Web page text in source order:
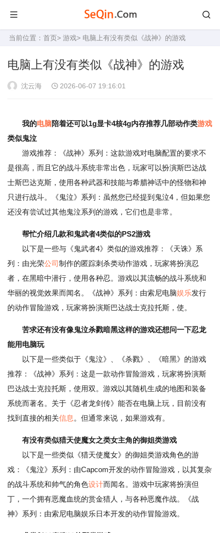
当前位置： 首页> 游戏> 电脑上有没有类似《战神》的游戏
电脑上有没有类似《战神》的游戏
沈云海 2026-06-07 19:16:01
我的电脑陪着还可以1g显卡4核4g内存推荐几部动作类游戏
类似鬼泣
游戏推荐：《战神》系列：这款游戏对电脑配置的要求不
是很高，而且它的战斗系统非常出色，玩家可以扮演斯巴达战
士斯巴达克斯，使用各种武器和技能与希腊神话中的怪物和神
只进行战斗。《鬼泣》系列：虽然您已经提到鬼泣4，但如果您
还没有尝试过其他鬼泣系列的游戏，它们也是非常。
帮忙介绍几款和鬼武者4类似的PS2游戏
以下是一些与《鬼武者4》类似的游戏推荐：《天诛》系
列：由光荣公司制作的匿踪刺杀类动作游戏，玩家将扮演忍
者，在黑暗中潜行，使用各种忍。游戏以其流畅的战斗系统和
华丽的视觉效果而闻名。《战神》系列：由索尼电脑娱乐发行
的动作冒险游戏，玩家将扮演斯巴达战士克拉托斯，使。
苦求还有没有像鬼泣杀戮暗黑这样的游戏还想问一下忍龙
能用电脑玩
以下是一些类似于《鬼泣》、《杀戮》、《暗黑》的游戏
推荐：《战神》系列：这是一款动作冒险游戏，玩家将扮演斯
巴达战士克拉托斯，使用双。游戏以其随机生成的地图和装备
系统而著名。关于《忍者龙剑传》能否在电脑上玩，目前没有
找到直接的相关信息 。但通常来说，如果游戏有。
有没有类似猎天使魔女之类女主角的御姐类游戏
以下是一些类似《猎天使魔女》的御姐类游戏角色的游
戏：《鬼泣》系列：由Capcom开发的动作冒险游戏，以其复杂
的战斗系统和帅气的角色设计而闻名。游戏中玩家将扮演但
丁，一个拥有恶魔血统的赏金猎人，与各种恶魔作战。《战
神》系列：由索尼电脑娱乐日本开发的动作冒险游戏。